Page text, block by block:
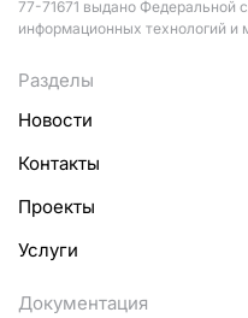
77-71671 выдано Федеральной
информационных технологий и
Разделы
Новости
Контакты
Проекты
Услуги
Документация